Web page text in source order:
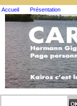
Accueil Présentation